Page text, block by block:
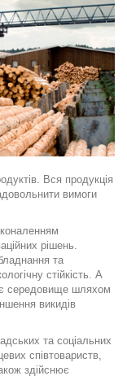
Вся продукція
вимоги
рішень.
та
стійкість. А
середовище шляхом
викидів
та соціальних
співтовариств,
здійснює